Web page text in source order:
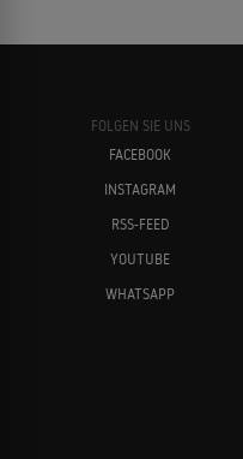
FOLGEN SIE UNS
FACEBOOK
INSTAGRAM
RSS-FEED
YOUTUBE
WHATSAPP